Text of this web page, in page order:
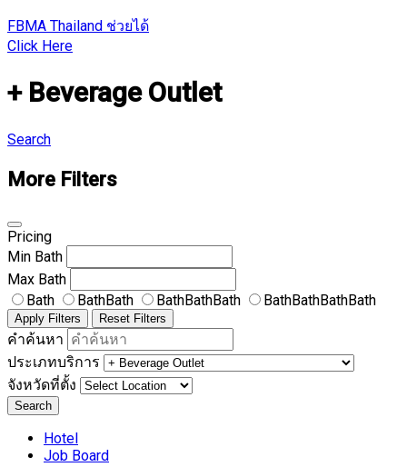
FBMA Thailand ช่วยได้
Click Here
+ Beverage Outlet
Search
More Filters
Pricing
Min Bath
Max Bath
Bath
BathBath BathBathBath BathBathBathBath
Apply Filters Reset Filters
คำค้นหา
ประเภทบริการ
จังหวัดที่ตั้ง
Search
Hotel
Job Board